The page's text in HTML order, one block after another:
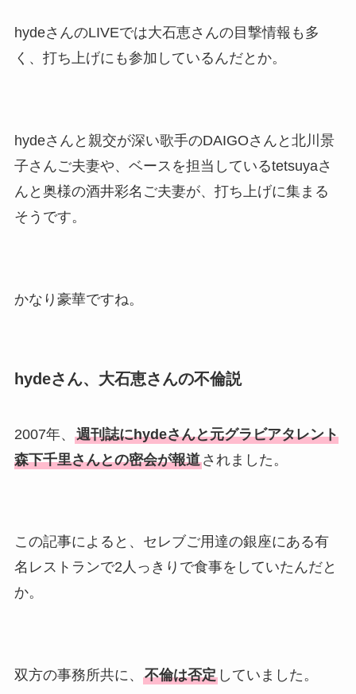
hydeさんのLIVEでは大石恵さんの目撃情報も多
く、打ち上げにも参加しているんだとか。
hydeさんと親交が深い歌手のDAIGOさんと北川景
子さんご夫妻や、ベースを担当しているtetsuyaさ
んと奥様の酒井彩名ご夫妻が、打ち上げに集まる
そうです。
かなり豪華ですね。
hydeさん、大石恵さんの不倫説
2007年、 週刊誌にhydeさんと元グラビアタレント
森下千里さんとの密会が報道されました。
この記事によると、セレブご用達の銀座にある有
名レストランで2人っきりで食事をしていたんだと
か。
双方の事務所共に、 不倫は否定していました。